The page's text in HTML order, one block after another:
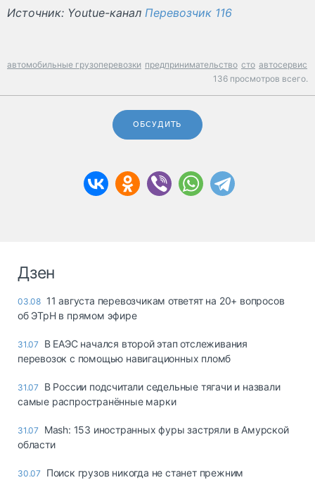
Источник: Youtue-канал Перевозчик 116
автомобильные грузоперевозки предпринимательство сто автосервис
136 просмотров всего.
ОБСУДИТЬ
Дзен
03.08 11 августа перевозчикам ответят на 20+ вопросов
об ЭТрН в прямом эфире
31.07
В ЕАЭС начался второй этап отслеживания
перевозок с помощью навигационных пломб
31.07
В России подсчитали седельные тягачи и назвали
самые распространённые марки
31.07
Mash: 153 иностранных фуры застряли в Амурской
области
30.07 Поиск грузов никогда не станет прежним